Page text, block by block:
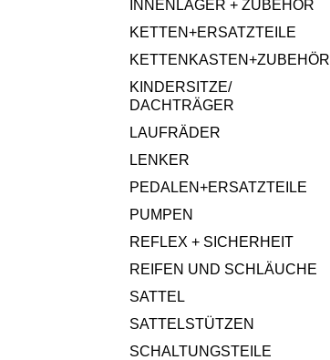
INNENLAGER + ZUBEHÖR
KETTEN+ERSATZTEILE
KETTENKASTEN+ZUBEHÖR
KINDERSITZE/
DACHTRÄGER
LAUFRÄDER
LENKER
PEDALEN+ERSATZTEILE
PUMPEN
REFLEX + SICHERHEIT
REIFEN UND SCHLÄUCHE
SATTEL
SATTELSTÜTZEN
SCHALTUNGSTEILE